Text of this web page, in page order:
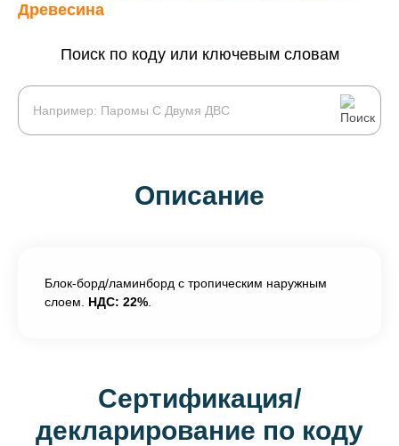
Древесина
Поиск по коду или ключевым словам
Описание
Блок-борд/ламинборд с тропическим наружным
слоем. НДС: 22%
Сертификация/
декларирование по коду